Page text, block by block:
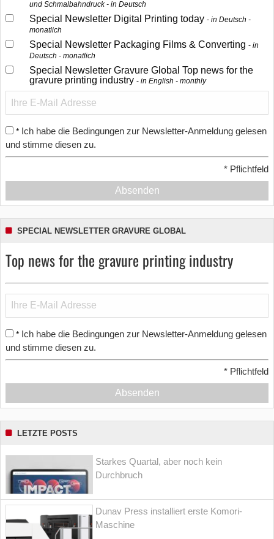
und Schmalbahndruck - in Deutsch
Special Newsletter Digital Printing today
in Deutsch -
monatlich
Special Newsletter Packaging Films & Converting
in
Deutsch - monatlich
Special Newsletter Gravure Global Top news for the
gravure printing industry
in English - monthly
* Ich habe die Bedingungen zur Newsletter-Anmeldung gelesen
und stimme diesen zu.
* Pflichtfeld
Absenden
SPECIAL NEWSLETTER GRAVURE GLOBAL
Top news for the gravure printing industry
* Ich habe die Bedingungen zur Newsletter-Anmeldung gelesen
und stimme diesen zu.
* Pflichtfeld
Absenden
LETZTE POSTS
Starkes Quartal, aber noch kein
Durchbruch
Dunav Press installiert erste Komori-
Maschine